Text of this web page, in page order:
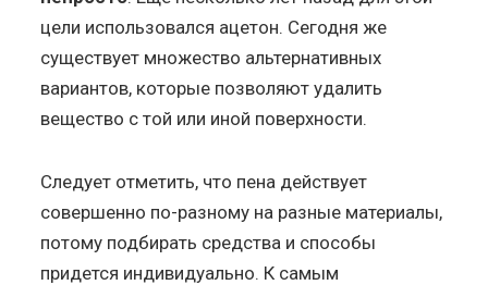
цели использовался ацетон. Сегодня же
существует множество альтернативных
вариантов, которые позволяют удалить
вещество с той или иной поверхности.
Следует отметить, что пена действует
совершенно по-разному на разные материалы,
потому подбирать средства и способы
придется индивидуально. К самым